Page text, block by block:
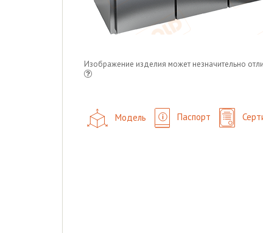
Изображение изделия может незначительно
Модель Паспорт